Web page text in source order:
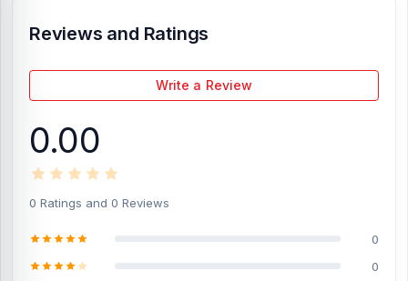
Reviews and Ratings
Write a Review
0.00
0 Ratings and 0 Reviews
0
0